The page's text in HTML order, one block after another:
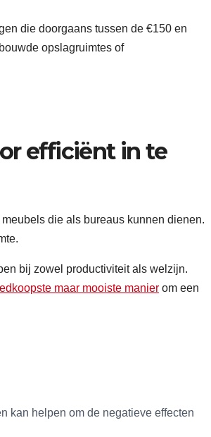
die doorgaans tussen de €150 en
opslagruimtes of
efficiënt in te
die als bureaus kunnen dienen.
bij zowel productiviteit als welzijn.
maar mooiste manier om een
kan helpen om de negatieve effecten